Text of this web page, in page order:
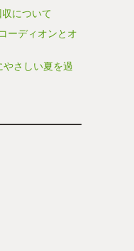
について
ーディオンとオ
さしい夏を過